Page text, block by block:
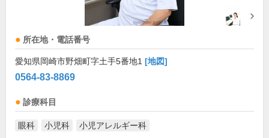
所在地・電話番号
愛知県岡崎市野畑町字土手5番地1 [地図]
0564-83-8869
診療科目
眼科 小児科 小児アレルギー科